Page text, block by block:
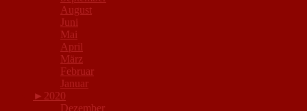
August
Juni
Mai
April
März
Februar
Januar
► 2020
Dezember